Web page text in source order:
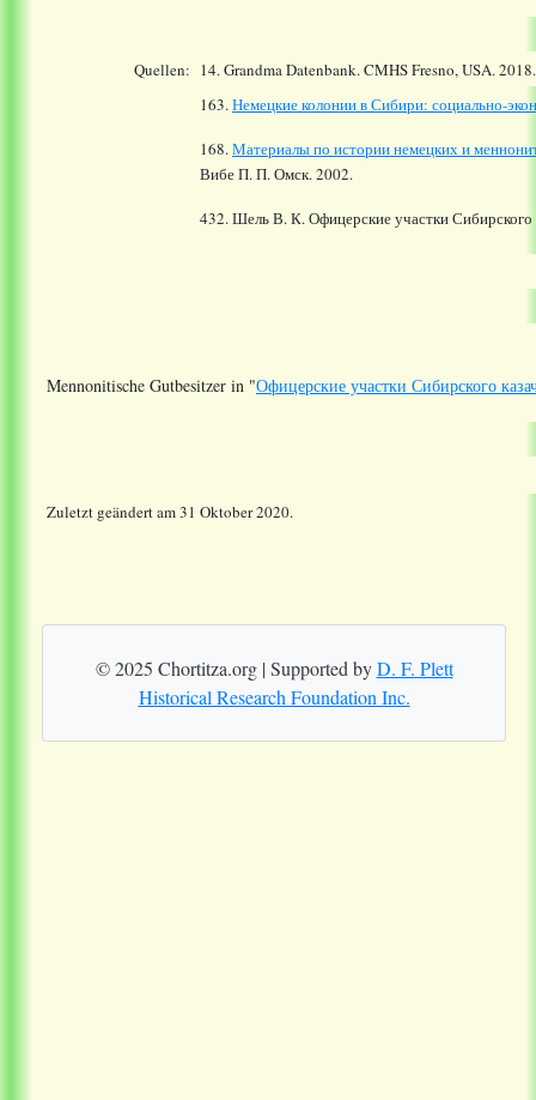
Quellen: 14.Grandma Datenbank. CMHS Fresno, USA.
163.Немецкие колонии в Сибири: социально-
168.Материалы по истории немецких и
Вибе П. П. Омск. 2002.
432. Шель В. К. Офицерские участки
Mennonitische Gutbesitzer in "Офицерские участки Сибирского
Zuletzt geändert am 31 Oktober 2020.
© 2025 Chortitza.org | Supported byD. F. Plett
Historical Research Foundation Inc.